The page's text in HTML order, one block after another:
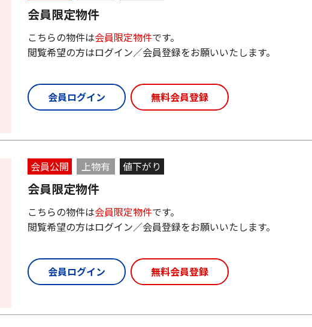
会員限定物件
こちらの物件は会員限定物件です。
閲覧希望の方はログイン／会員登録をお願いいたします。
会員ログイン 無料会員登録
会員公開 上物有 値下がり
会員限定物件
こちらの物件は会員限定物件です。
閲覧希望の方はログイン／会員登録をお願いいたします。
会員ログイン 無料会員登録